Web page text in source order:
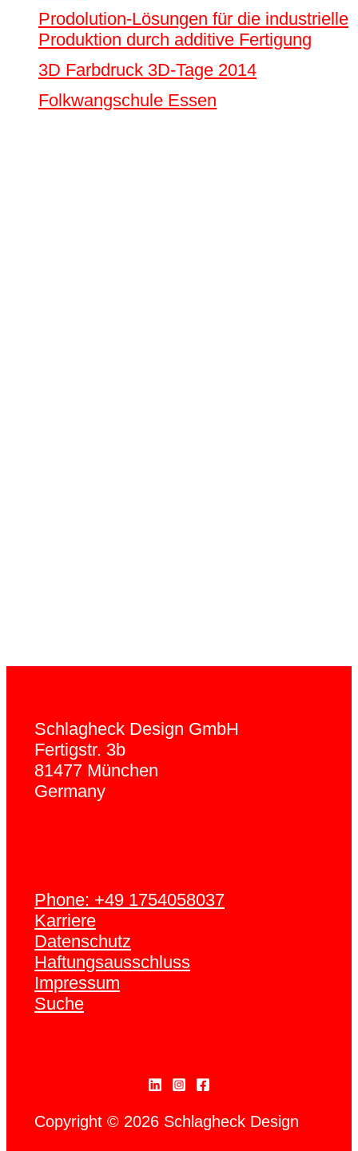
Prodolution-Lösungen für die industrielle
Produktion durch additive Fertigung
3D Farbdruck 3D-Tage 2014
Folkwangschule Essen
Schlagheck Design GmbH
Fertigstr. 3b
81477 München
Germany
Phone: +49 1754058037
Karriere
Datenschutz
Haftungsausschluss
Impressum
Suche
Copyright © 2026 Schlagheck Design